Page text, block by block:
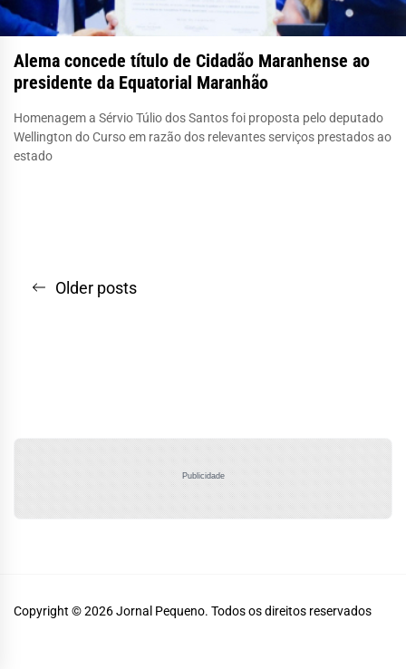
Alema concede título de Cidadão Maranhense ao
presidente da Equatorial Maranhão
Homenagem a Sérvio Túlio dos Santos foi proposta pelo deputado
Wellington do Curso em razão dos relevantes serviços prestados ao
estado
Navegação
Older posts
Publicidade
Copyright © 2026Jornal Pequeno. Todos os direitos reservados